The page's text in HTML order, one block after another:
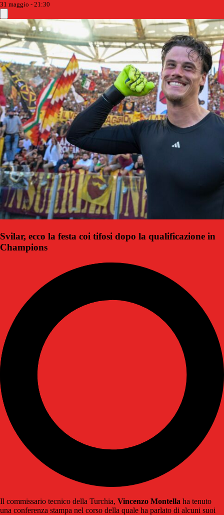
31 maggio - 21:30
Svilar, ecco la festa coi tifosi dopo la qualificazione in
Champions
Il commissario tecnico della Turchia, Vincenzo Montella ha tenuto
una conferenza stampa nel corso della quale ha parlato di alcuni suoi